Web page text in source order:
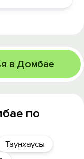
в Домбае
по
Таунхаусы